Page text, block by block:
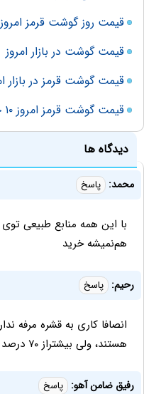
قیمت روز گوشت قرمز امروز سه
قیمت گوشت در بازار امروز
قیمت گوشت قرمز در بازار
قیمت گوشت قرمز امروز ۱۰ خرداد ۱۴۰۴
دیدگاه ها
محمد: پاسخ
با این همه منابع طبیعی
هم‌نمیشه خرید
رحیم: پاسخ
هستند، ولی بیشتراز ۷۰ درصد واقعا توان خرید ندارند
رفیق ضامن آهو: پاسخ